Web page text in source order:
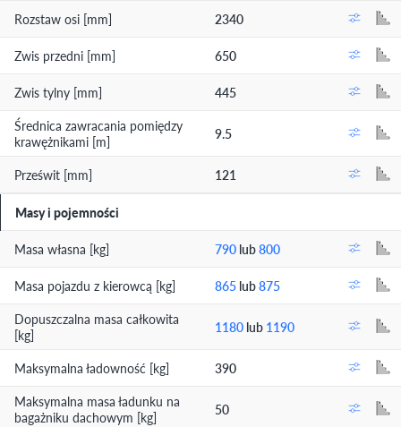
Rozstaw osi [mm] 2340
Zwis przedni [mm] 650
Zwis tylny [mm]
445
Średnica zawracania pomiędzy
krawężnikami [m]
9.5
Prześwit [mm] 121
Masy i pojemności
Masa własna [kg] 790 lub800
Masa pojazdu z kierowcą [kg] 865 lub875
Dopuszczalna masa całkowita
[kg]
1180 lub 1190
Maksymalna ładowność [kg]
390
Maksymalna masa ładunku na
bagażniku dachowym [kg]
50